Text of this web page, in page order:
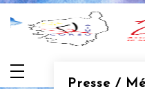
Aller
contenu
Presse /